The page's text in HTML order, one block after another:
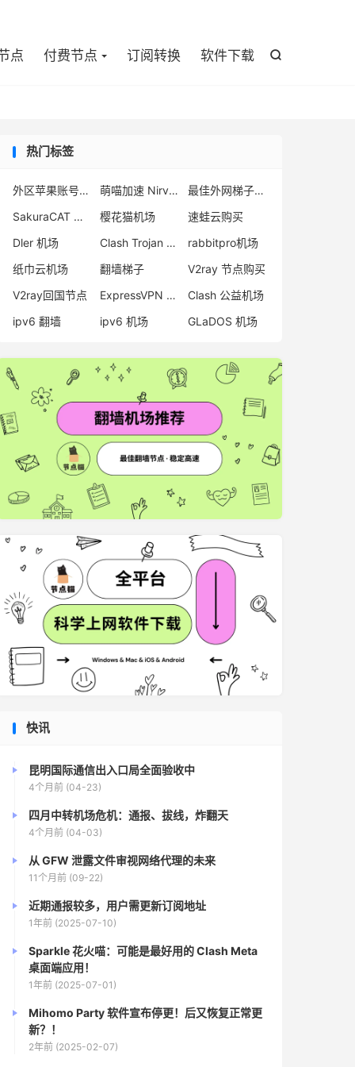

点 付费节点 订阅转换 软件下载
热门标签
外区苹果账号注册 萌喵加速 Nirvana
最佳外网梯子推荐
SakuraCAT 怎么样
樱花猫机场
速蛙云购买
Dler 机场
Clash Trojan 节点
rabbitpro机场
纸巾云机场
翻墙梯子
V2ray 节点购买
V2ray回国节点
ExpressVPN 不能用
Clash 公益机场
ipv6 翻墙
ipv6 机场 GLaDOS 机场
快讯
昆明国际通信出入口局全面验收中
4个月前 (04-23)
四月中转机场危机：通报、拔线，炸翻天
4个月前 (04-03)
从 GFW 泄露文件审视网络代理的未来
11个月前 (09-22)
近期通报较多，用户需更新订阅地址
1年前 (2025-07-10)
Sparkle 花火喵：可能是最好用的 Clash Meta
桌面端应用！
1年前 (2025-07-01)
Mihomo Party 软件宣布停更！后又恢复正常更
新？！
2年前 (2025-02-07)